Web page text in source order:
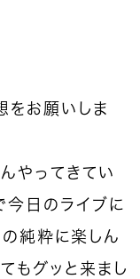
お願いしま
やってきてい
今日のライブに
純粋に楽しん
もグッと来まし